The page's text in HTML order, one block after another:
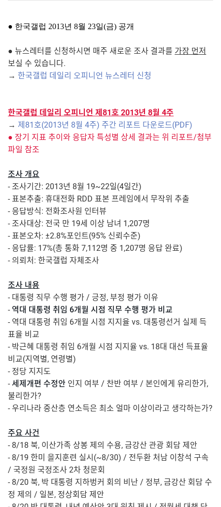
● 한국갤럽 2013년 8월 23일(금) 공개
● 뉴스레터를 신청하시면 매주 새로운 조사 결과를 가장 먼저
보실 수 있습니다.
→ 한국갤럽 데일리 오피니언 뉴스레터 신청
한국갤럽 데일리 오피니언 제81호 2013년 8월 4주
→ 제81호(2013년 8월 4주) 주간 리포트 다운로드(PDF)
● 장기 지표 추이와 응답자 특성별 상세 결과는 위 리포트/첨부
파일 참조
조사 개요
- 조사기간: 2013년 8월 19~22일(4일간)
- 표본추출: 휴대전화 RDD 표본 프레임에서 무작위 추출
- 응답방식: 전화조사원 인터뷰
- 조사대상: 전국 만 19세 이상 남녀 1,207명
- 표본오차: ±2.8%포인트(95% 신뢰수준)
- 응답률: 17%(총 통화 7,112명 중 1,207명 응답 완료)
- 의뢰처: 한국갤럽 자체조사
조사 내용
- 대통령 직무 수행 평가 / 긍정, 부정 평가 이유
- 역대 대통령 취임 6개월 시점 직무 수행 평가 비교
- 역대 대통령 취임 6개월 시점 지지율 vs. 대통령선거 실제 득
표율 비교
- 박근혜 대통령 취임 6개월 시점 지지율 vs. 18대 대선 득표율
비교(지역별, 연령별)
- 정당 지지도
- 세제개편 수정안 인지 여부 / 찬반 여부 / 본인에게 유리한가,
불리한가?
- 우리나라 중산층 연소득은 최소 얼마 이상이라고 생각하는가?
주요 사건
- 8/18 북, 이산가족 상봉 제의 수용, 금강산 관광 회담 제안
- 8/19 한미 을지훈련 실시(~8/30) / 전두환 처남 이창석 구속
/ 국정원 국정조사 2차 청문회
- 8/20 북, 박 대통령 지하벙커 회의 비난 / 정부, 금강산 회담 수
정 제의 / 일본, 정상회담 제안